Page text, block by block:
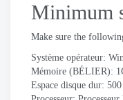
Minimum
Make sure the
Système opérateur:
Mémoire (BÉLIER):
Espace disque dur: